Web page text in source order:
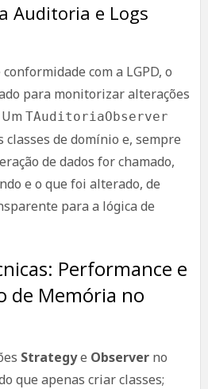
Auditoria e Logs
com a LGPD, o
para monitorizar alterações
TAuditoriaObserver
classes de domínio e, sempre
de dados for chamado,
e o que foi alterado, de
para a lógica de
Performance e
de Memória no
Strategye Observerno
que apenas criar classes;